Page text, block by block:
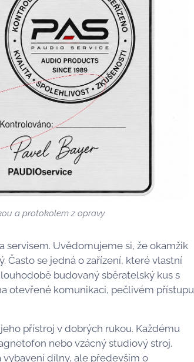
a protokolem z opravy
servisem. Uvědomujeme si, že okamžik
se jedná o zařízení, které vlastní
budovaný sběratelský kus s
otevřené komunikaci, pečlivém přístupu
přístroj v dobrých rukou. Každému
nebo vzácný studiový stroj.
dílny, ale především o